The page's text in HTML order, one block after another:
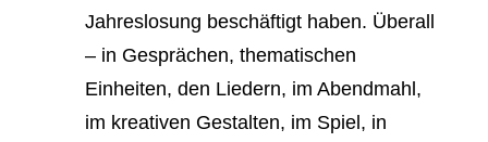
Jahreslosung beschäftigt haben. Überall
– in Gesprächen, thematischen
Einheiten, den Liedern, im Abendmahl,
im kreativen Gestalten, im Spiel, in